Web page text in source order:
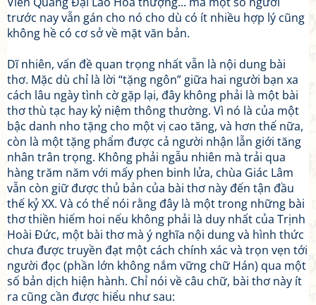
trước nay vẫn gán cho nó cho dù có ít nhiều hợp lý cũng
không hề có cơ sở về mặt văn bản.
Dĩ nhiên, vấn đề quan trọng nhất vẫn là nội dung bài
thơ. Mặc dù chỉ là lời “tặng ngôn” giữa hai người bạn xa
cách lâu ngày tình cờ gặp lại, đây không phải là một bài
thơ thù tạc hay kỷ niệm thông thường. Vì nó là của một
bậc danh nho tặng cho một vị cao tăng, và hơn thế nữa,
còn là một tặng phẩm được cả người nhận lẫn giới tăng
nhân trân trọng. Không phải ngẫu nhiên mà trải qua
hàng trăm năm với mấy phen binh lửa, chùa Giác Lâm
vẫn còn giữ được thủ bản của bài thơ này đến tận đầu
thế kỷ XX. Và có thể nói rằng đây là một trong những bài
thơ thiền hiếm hoi nếu không phải là duy nhất của Trịnh
Hoài Đức, một bài thơ mà ý nghĩa nội dung và hình thức
chưa được truyền đạt một cách chính xác và trọn vẹn tới
người đọc (phần lớn không nắm vững chữ Hán) qua một
số bản dịch hiện hành. Chỉ nói về câu chữ, bài thơ này ít
ra cũng cần được hiểu như sau: